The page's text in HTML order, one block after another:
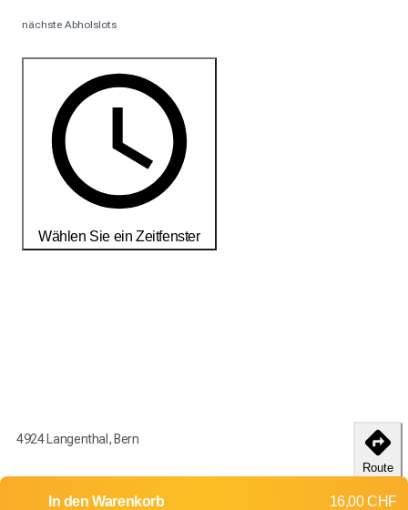
nächste Abholslots
Wählen Sie ein Zeitfenster
Bestellen Sie noch heute, um Ihre Produkte bis zum
18-25
4924 Langenthal, Bern
Route
In den Warenkorb 16,00 CHF